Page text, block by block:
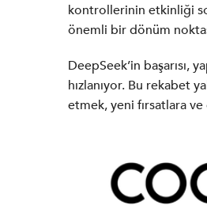
kontrollerinin etkinliği
önemli bir dönüm
DeepSeek’in başarısı,
hızlanıyor. Bu rekabet
etmek, yeni fırsatlara